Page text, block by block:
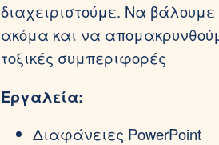
διαχειριστούμε. Να
ακόμα και να
τοξικές συμπεριφορές
Εργαλεία:
Διαφάνειες PowerPoint